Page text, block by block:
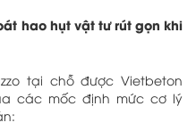
hao hụt vật tư rút gọn khi
tại chỗ được Vietbeton
các mốc định mức cơ lý